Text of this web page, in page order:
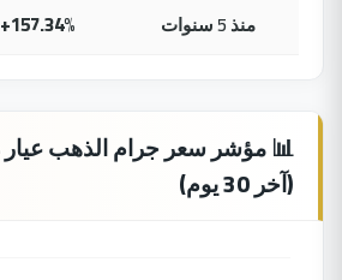
منذ 5 سنوات
+157.34%
(آخر 30 يوم)